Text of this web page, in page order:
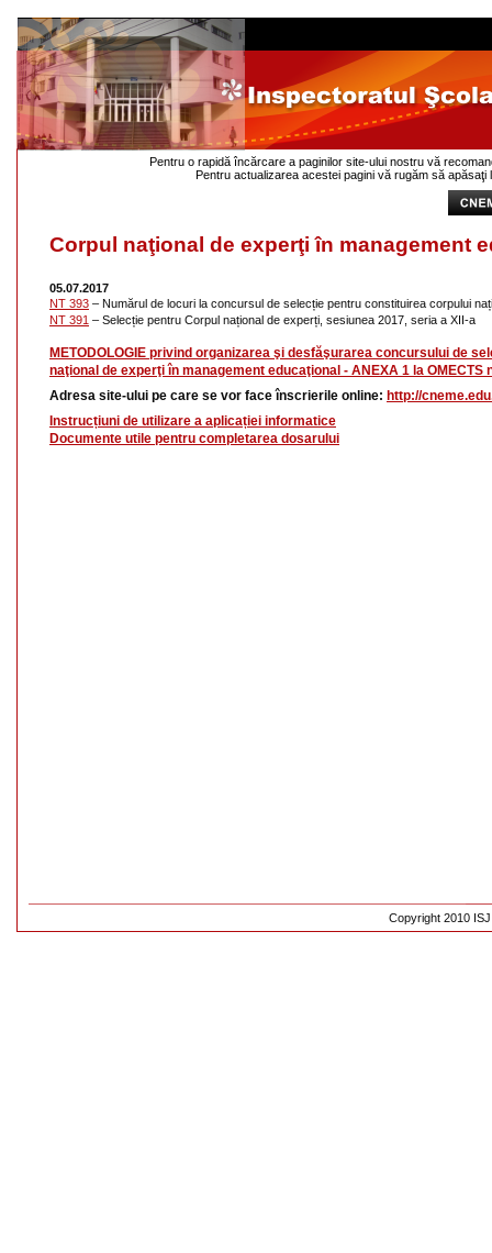
Corpul naţional de experţi în management
05.07.2017
NT 393 – Numărul de locuri la concursul de selecție pentru constituirea corpului
NT 391 – Selecție pentru Corpul național de experți, sesiunea 2017, seria a XII-a
METODOLOGIE privind organizarea şi desfăşurarea concursului de
naţional de experţi în management educaţional - ANEXA 1 la OMECTS
Adresa site-ului pe care se vor face înscrierile online: http://
Instrucțiuni de utilizare a aplicației informatice
Documente utile pentru completarea dosarului
Copyright 2010 ISJ
Pentru o rapidă încărcare a paginilor site-ului nostru vă
Pentru actualizarea acestei pagini vă rugăm să apăsaţi